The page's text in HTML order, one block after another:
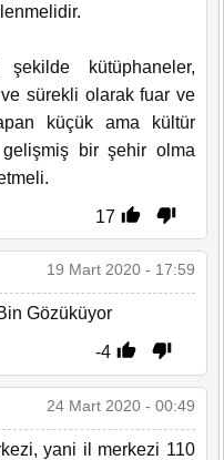
kütüphaneler,
ve sürekli olarak fuar ve
küçük ama kültür
gelişmiş bir şehir olma
17
19 Mart 2020 - 17:59
Gözüküyor
-4
24 Mart 2020 - 00:49
yani il merkezi 110